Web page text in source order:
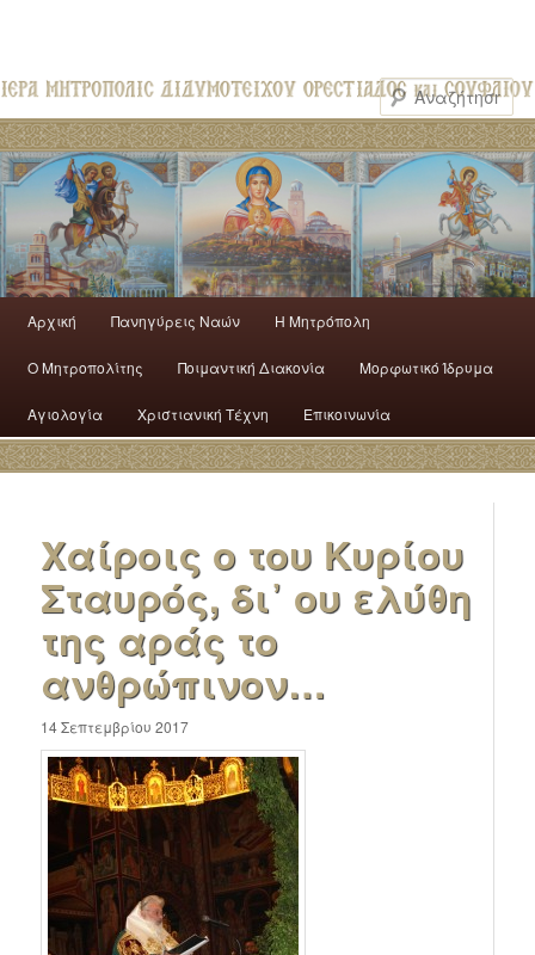
Αρχική Πανηγύρεις Ναών H Mητρόπολη
Ο Mητροπολίτης Ποιμαντική Διακονία Μορφωτικό Ίδρυμα
Αγιολογία Χριστιανική Τέχνη Επικοινωνία
Χαίροις ο του Κυρίου
Σταυρός, δι᾿ ου ελύθη
της αράς το
ανθρώπινον…
14 Σεπτεμβρίου 2017